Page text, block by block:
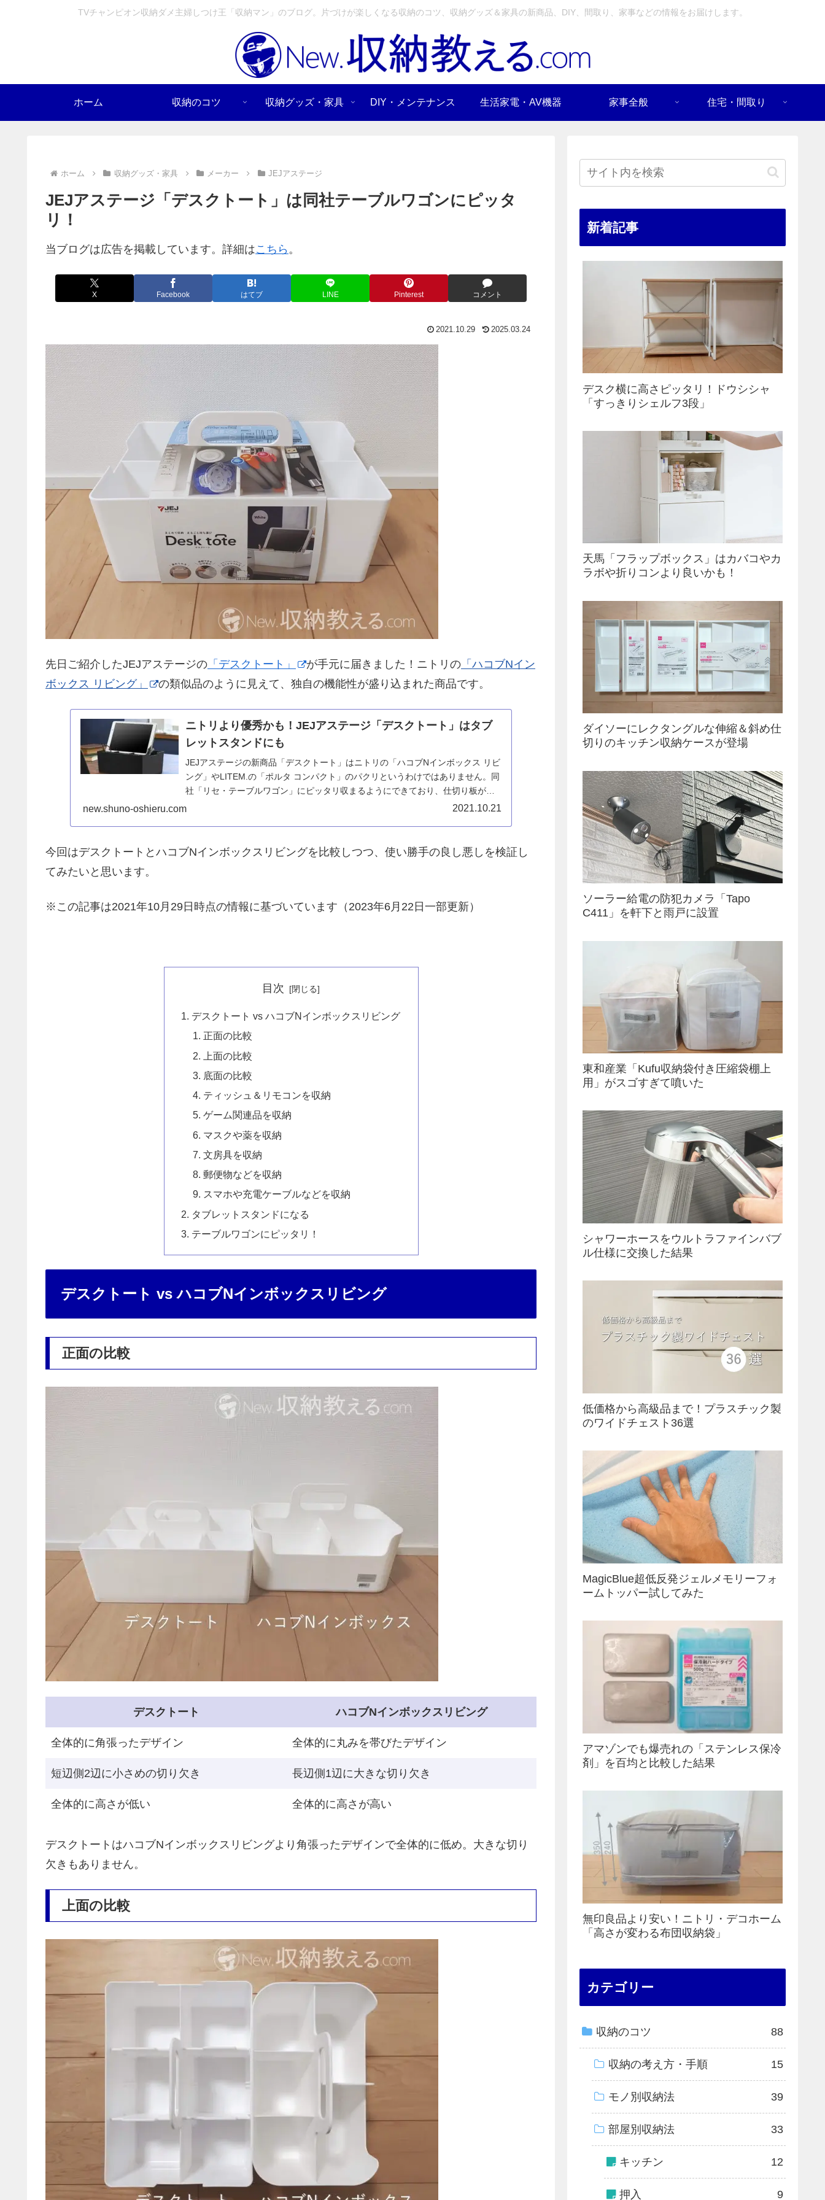
TVチャンピオン収納ダメ主婦しつけ王「収納マン」のブログ。片づけが楽しくなる収納のコツ、収納グッズ＆家具の新商品、DIY、間取り、家事などの情報をお届けします。
ホーム 収納のコツ 収納グッズ・家具 DIY・メンテナンス 生活家電・AV機器 家事全般 住宅・間取り
ホーム 収納グッズ・家具 メーカー JEJアステージ
JEJアステージ「デスクトート」は同社テーブルワゴンにピッタ
リ！
当ブログは広告を掲載しています。詳細はこちら 。
X Facebook はてブ LINE Pinterest コメント
2021.10.29 2025.03.24
先日ご紹介したJEJアステージの 「デスクトート」 が手元に届きました！ニトリの 「ハコブNイン
ボックス リビング」
の類似品のように見えて、独自の機能性が盛り込まれた商品です。
ニトリより優秀かも！JEJアステージ「デスクトート」はタブ
レットスタンドにも
JEJアステージの新商品「デスクトート」はニトリの「ハコブNインボックス リビ
ング」やLITEM.の「ポルタ コンパクト」のパクリというわけではありません。同
社「リセ・テーブルワゴン」にピッタリ収まるようにできており、仕切り板がタ
ブレットスタンドとして使えるなど良くできています。
new.shuno-oshieru.com 2021.10.21
今回はデスクトートとハコブNインボックスリビングを比較しつつ、使い勝手の良し悪しを検証し
てみたいと思います。
※この記事は2021年10月29日時点の情報に基づいています（2023年6月22日一部更新）
目次
デスクトート vs ハコブNインボックスリビング
正面の比較
上面の比較
底面の比較
ティッシュ＆リモコンを収納
ゲーム関連品を収納
マスクや薬を収納
文房具を収納
郵便物などを収納
スマホや充電ケーブルなどを収納
タブレットスタンドになる
テーブルワゴンにピッタリ！
デスクトート vs ハコブNインボックスリビング
正面の比較
デスクトート ハコブNインボックスリビング
全体的に角張ったデザイン 全体的に丸みを帯びたデザイン
短辺側2辺に小さめの切り欠き 長辺側1辺に大きな切り欠き
全体的に高さが低い 全体的に高さが高い
デスクトートはハコブNインボックスリビングより角張ったデザインで全体的に低め。大きな切り
欠きもありません。
上面の比較
新着記事
デスク横に高さピッタリ！ドウシシャ
「すっきりシェルフ3段」
天馬「フラップボックス」はカバコやカ
ラボや折りコンより良いかも！
ダイソーにレクタングルな伸縮＆斜め仕
切りのキッチン収納ケースが登場
ソーラー給電の防犯カメラ「Tapo
C411」を軒下と雨戸に設置
東和産業「Kufu収納袋付き圧縮袋棚上
用」がスゴすぎて噴いた
シャワーホースをウルトラファインバブ
ル仕様に交換した結果
低価格から高級品まで！プラスチック製
のワイドチェスト36選
MagicBlue超低反発ジェルメモリーフォ
ームトッパー試してみた
アマゾンでも爆売れの「ステンレス保冷
剤」を百均と比較した結果
無印良品より安い！ニトリ・デコホーム
「高さが変わる布団収納袋」
カテゴリー
収納のコツ 88
収納の考え方・手順 15
モノ別収納法 39
部屋別収納法 33
キッチン 12
押入 9